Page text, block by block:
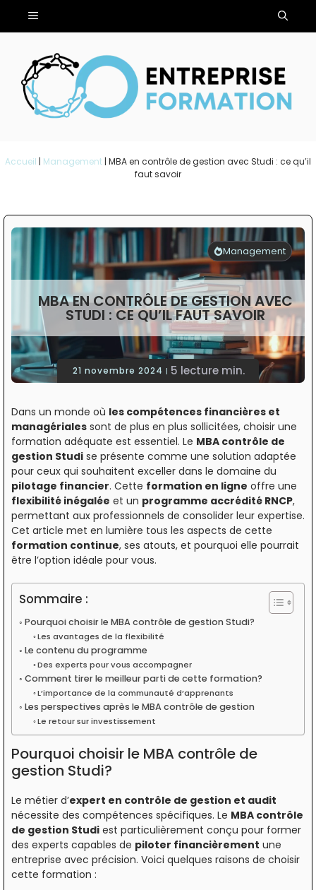
contenu
Menu
Accueil | Management | MBA en contrôle de gestion avec Studi : ce qu’il
faut savoir
MBA EN CONTRÔLE DE GESTION AVEC
STUDI : CE QU’IL FAUT SAVOIR
Management
21 novembre 2024 5 lecture min.
Dans un monde où les compétences financières et
managériales sont de plus en plus sollicitées, choisir une
formation adéquate est essentiel. Le MBA contrôle de
gestion Studi se présente comme une solution adaptée
pour ceux qui souhaitent exceller dans le domaine du
pilotage financier. Cette formation en ligne offre une
flexibilité inégalée et un programme accrédité RNCP,
permettant aux professionnels de consolider leur expertise.
Cet article met en lumière tous les aspects de cette
formation continue, ses atouts, et pourquoi elle pourrait
être l’option idéale pour vous.
Sommaire :
Pourquoi choisir le MBA contrôle de gestion Studi?
Les avantages de la flexibilité
Le contenu du programme
Des experts pour vous accompagner
Comment tirer le meilleur parti de cette formation?
L’importance de la communauté d’apprenants
Les perspectives après le MBA contrôle de gestion
Le retour sur investissement
Pourquoi choisir le MBA contrôle de
gestion Studi?
Le métier d’expert en contrôle de gestion et audit
nécessite des compétences spécifiques. Le MBA contrôle
de gestion Studi est particulièrement conçu pour former
des experts capables de piloter financièrement une
entreprise avec précision. Voici quelques raisons de choisir
cette formation :